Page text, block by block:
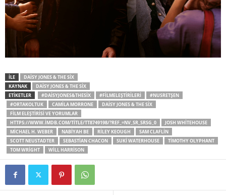
İLE
DAISY JONES & THE SIX
KAYNAK
DAISY JONES & THE SIX
ETİKETLER
#DAISYJONES&THESIX #FILMELEŞTIRILERI
#NUSRETŞEN
#ORTAKOLTUK
CAMILA MORRONE
DAISY JONES & THE SIX
FILM ELEŞTIRISI VE YORUMLAR
HTTPS://WWW.IMDB.COM/TITLE/TT8749198/?REF_=NV_SR_SRSG_0
JOSH WHITEHOUSE
MICHAEL H. WEBER
NABIYAH BE RILEY KEOUGH
SAM CLAFLIN
SCOTT NEUSTADTER
SEBASTIAN CHACON SUKI WATERHOUSE
TIMOTHY OLYPHANT
TOM WRIGHT
WILL HARRISON